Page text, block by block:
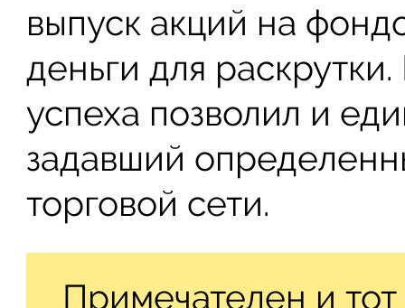
выпуск акций на
деньги для
успеха позволил и
задавший
торговой сети.
Примечателен и